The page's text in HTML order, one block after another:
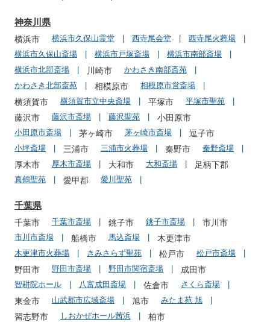
神奈川県
横浜市 横浜市久保山霊堂 西寺尾会堂
西寺尾火葬場
横浜市久保山斎場
横浜市戸塚斎場
横浜市南部斎場
横浜市北部斎場
川崎市
かわさき南部斎苑
かわさき北部斎苑
相模原市 相模原市営斎場
横須賀市 横須賀市立中央斎場 平塚市 平塚市聖苑
藤沢市 藤沢市斎場 藤沢聖苑 小田原市
小田原市斎場 茅ヶ崎市 茅ヶ崎市斎場 逗子市
小坪斎場 三浦市 三浦市火葬場 秦野市 秦野斎場
厚木市 厚木市斎場 大和市 大和斎場 足柄下郡
真鶴聖苑 愛甲郡 愛川聖苑
千葉県
千葉市 千葉市斎場 銚子市 銚子市斎場 市川市
市川市斎場 船橋市 馬込斎場 木更津市
木更津市火葬場 きみさらず聖苑 松戸市 松戸市斎場
野田市 野田市斎場 野田市関宿斎場 成田市
智耕院ホール 八富成田斎場 佐倉市 さくら斎場
東金市 山武郡市広域斎場 旭市 みたま苑 旭
習志野市 しおかぜホール茜浜 柏市